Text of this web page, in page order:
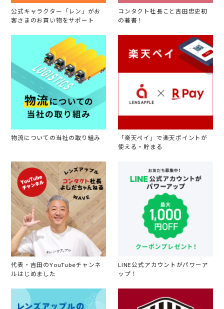
公式キャラクター「レン」がお
客さまのお買い物をサポート
コンタクト社長こと吉田忠史初
の著書！
物流についての当社の取り組み
「楽天ペイ」で楽天ポイントが
使える・貯まる
代表・吉田のYouTubeチャンネ
ルはじめました
LINE公式アカウントがパワーア
ップ！